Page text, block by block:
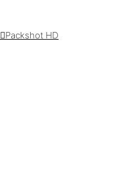
Packshot HD